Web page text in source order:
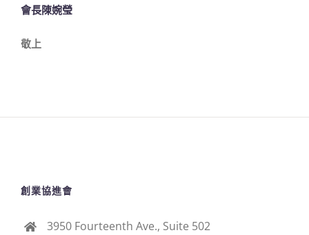
會長陳婉瑩
敬上
創業協進會
3950 Fourteenth Ave., Suite 502